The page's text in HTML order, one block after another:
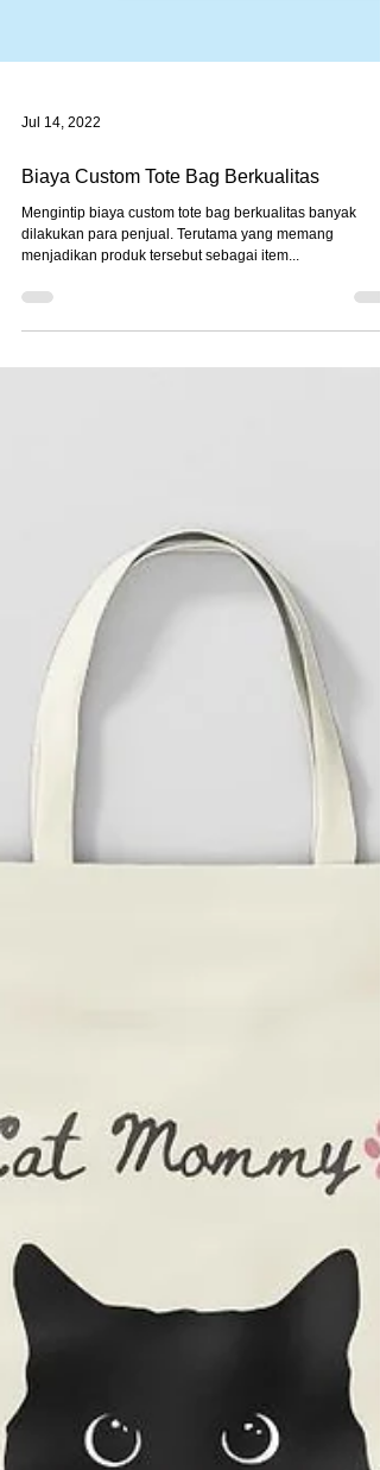
Jul 14, 2022
Biaya Custom Tote Bag Berkualitas
Mengintip biaya custom tote bag berkualitas banyak
menjadikan produk tersebut sebagai item...